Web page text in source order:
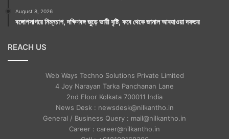
August 8, 2026
বঙ্গোপসাগরে নিম্নচাপ, দক্ষিণবঙ্গ জুড়ে ভারী বৃষ্টি, কবে থেকে জানাল আবহাওয়া দফতর
REACH US
Web Ways Techno Solutions Private Limited
4 Joy Narayan Tarka Panchanan Lane
2nd Floor Kolkata 700011 India
News Desk : newsdesk@nilkantho.in
General / Business Query : mail@nilkantho.in
Career : career@nilkantho.in